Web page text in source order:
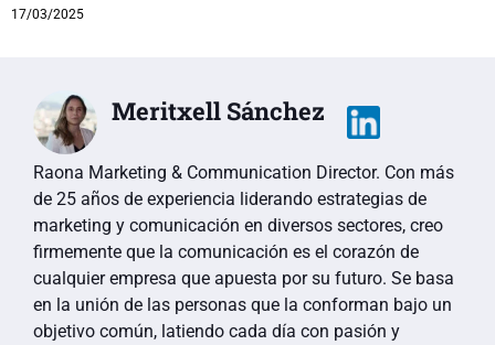
17/03/2025
Meritxell Sánchez
Raona Marketing & Communication Director. Con más
de 25 años de experiencia liderando estrategias de
marketing y comunicación en diversos sectores, creo
firmemente que la comunicación es el corazón de
cualquier empresa que apuesta por su futuro. Se basa
en la unión de las personas que la conforman bajo un
objetivo común, latiendo cada día con pasión y